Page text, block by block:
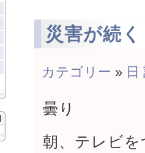
災害が続く
カテゴリー » 日
曇り
朝、テレビ